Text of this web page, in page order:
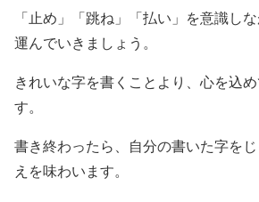
「止め」「跳ね」「払い」を意識し
運んでいきましょう。
きれいな字を書くことより、心を込
す。
書き終わったら、自分の書いた字を
えを味わいます。